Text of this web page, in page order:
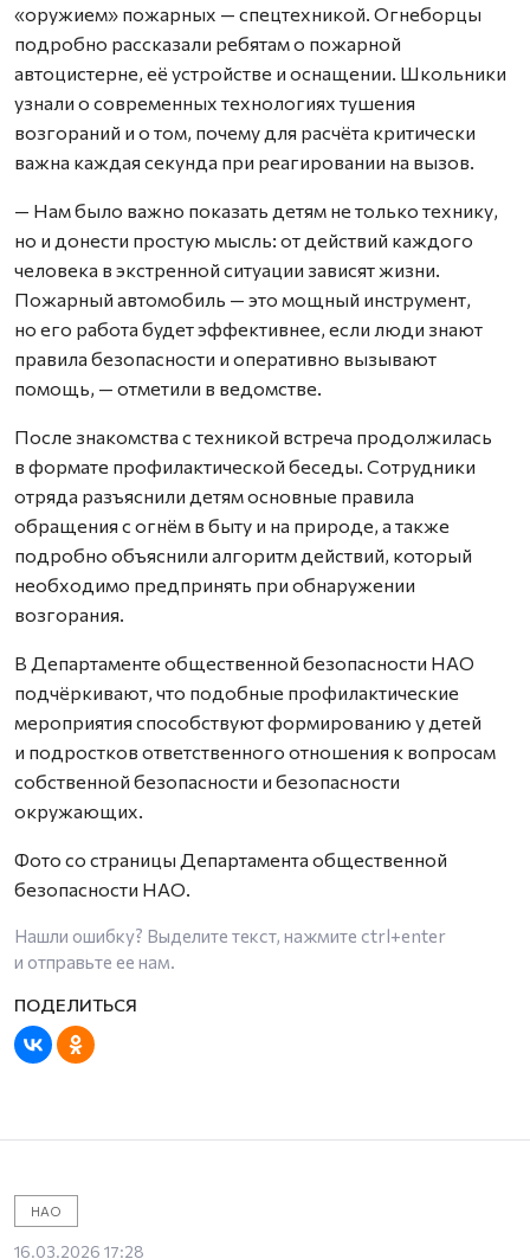
«оружием» пожарных — спецтехникой. Огнеборцы
подробно рассказали ребятам о пожарной
автоцистерне, её устройстве и оснащении. Школьники
узнали о современных технологиях тушения
возгораний и о том, почему для расчёта критически
важна каждая секунда при реагировании на вызов.
— Нам было важно показать детям не только технику,
но и донести простую мысль: от действий каждого
человека в экстренной ситуации зависят жизни.
Пожарный автомобиль — это мощный инструмент,
но его работа будет эффективнее, если люди знают
правила безопасности и оперативно вызывают
помощь, — отметили в ведомстве.
После знакомства с техникой встреча продолжилась
в формате профилактической беседы. Сотрудники
отряда разъяснили детям основные правила
обращения с огнём в быту и на природе, а также
подробно объяснили алгоритм действий, который
необходимо предпринять при обнаружении
возгорания.
В Департаменте общественной безопасности НАО
подчёркивают, что подобные профилактические
мероприятия способствуют формированию у детей
и подростков ответственного отношения к вопросам
собственной безопасности и безопасности
окружающих.
Фото со страницы Департамента общественной
безопасности НАО.
Нашли ошибку? Выделите текст, нажмите ctrl+enter
и отправьте ее нам.
НАО
16.03.2026 17:28